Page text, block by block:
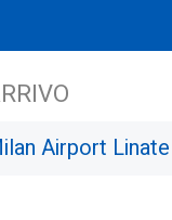
Airport